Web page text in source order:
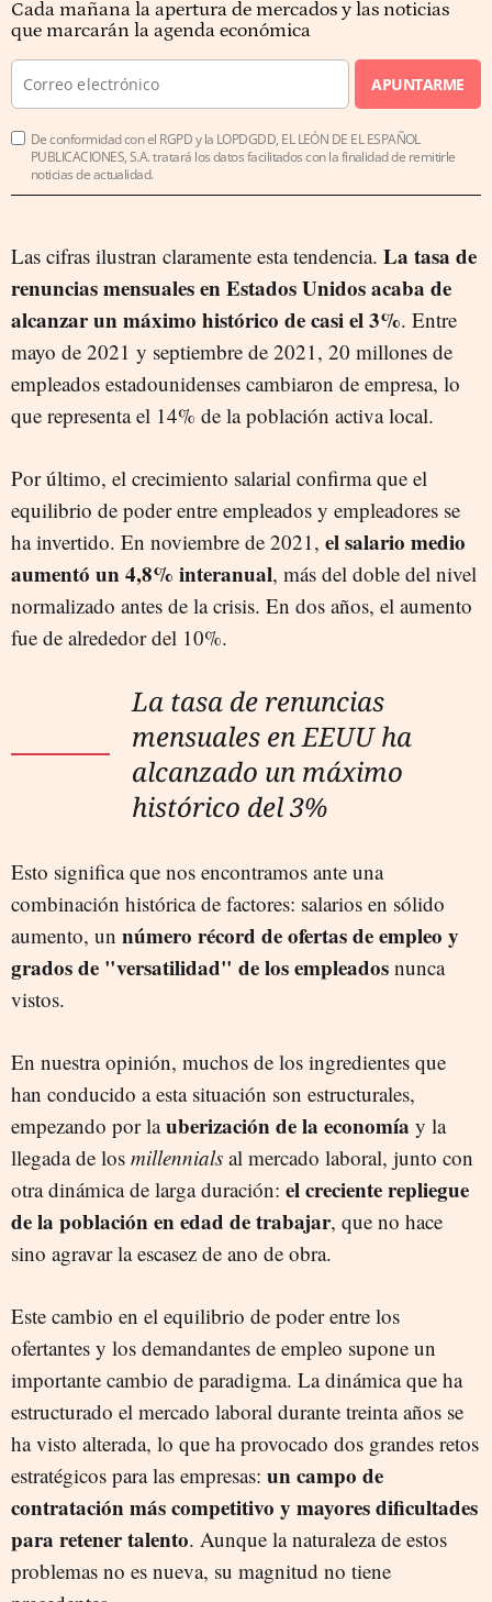
Cada mañana la apertura de mercados y las noticias
que marcarán la agenda económica
APUNTARME
De conformidad con el RGPD y la LOPDGDD, EL LEÓN DE EL ESPAÑOL
PUBLICACIONES, S.A. tratará los datos facilitados con la finalidad de remitirle
noticias de actualidad.
Las cifras ilustran claramente esta tendencia. La tasa de
renuncias mensuales en Estados Unidos acaba de
alcanzar un máximo histórico de casi el 3%. Entre
mayo de 2021 y septiembre de 2021, 20 millones de
empleados estadounidenses cambiaron de empresa, lo
que representa el 14% de la población activa local.
Por último, el crecimiento salarial confirma que el
equilibrio de poder entre empleados y empleadores se
ha invertido. En noviembre de 2021, el salario medio
aumentó un 4,8% interanual, más del doble del nivel
normalizado antes de la crisis. En dos años, el aumento
fue de alrededor del 10%.
La tasa de renuncias
mensuales en EEUU ha
alcanzado un máximo
histórico del 3%
Esto significa que nos encontramos ante una
combinación histórica de factores: salarios en sólido
aumento, un número récord de ofertas de empleo y
grados de "versatilidad" de los empleados nunca
vistos.
En nuestra opinión, muchos de los ingredientes que
han conducido a esta situación son estructurales,
empezando por lauberización de la economía y la
llegada de los millennials al mercado laboral, junto con
otra dinámica de larga duración: el creciente repliegue
de la población en edad de trabajar, que no hace
sino agravar la escasez de ano de obra.
Este cambio en el equilibrio de poder entre los
ofertantes y los demandantes de empleo supone un
importante cambio de paradigma. La dinámica que ha
estructurado el mercado laboral durante treinta años se
ha visto alterada, lo que ha provocado dos grandes retos
estratégicos para las empresas: un campo de
contratación más competitivo y mayores dificultades
para retener talento. Aunque la naturaleza de estos
problemas no es nueva, su magnitud no tiene